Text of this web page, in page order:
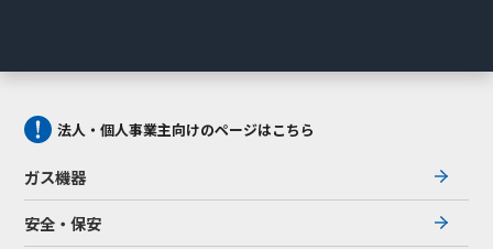
法人・個人事業主向けのページはこちら
ガス機器
安全・保安